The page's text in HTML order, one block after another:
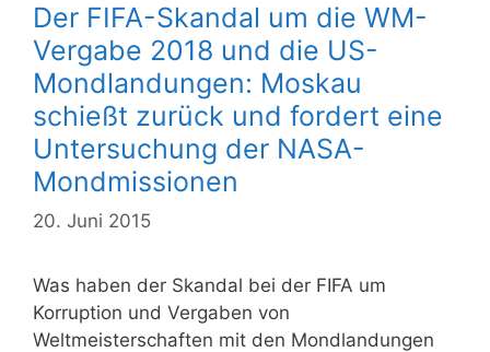
Der FIFA-Skandal um die WM-
Vergabe 2018 und die US-
Mondlandungen: Moskau
schießt zurück und fordert eine
Untersuchung der NASA-
Mondmissionen
20. Juni 2015
Was haben der Skandal bei der FIFA um
Korruption und Vergaben von
Weltmeisterschaften mit den Mondlandungen